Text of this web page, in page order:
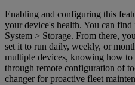
Enabling and configuring this
your device's health. You can
System > Storage. From there,
set it to run daily, weekly, or
multiple devices, knowing how to
through remote configuration of
changer for proactive fleet